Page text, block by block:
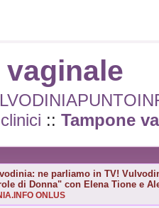
vaginale
::Tampone
ne parliamo in TV!
di Donna" con Elena Tione e
ONLUS